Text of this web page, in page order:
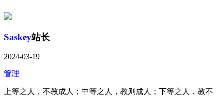
Saskey站长
2024-03-19
管理
上等之人，不教成人；中等之人，教则成人；下等之人，教不